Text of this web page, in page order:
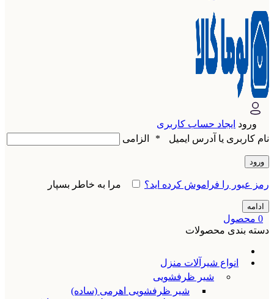
ورود ایجاد حساب کاربری
نام کاربری یا آدرس ایمیل
* الزامی
ورود
رمز عبور را فراموش کرده اید؟ مرا به خاطر بسپار
ادامه
0 محصول
دسته بندی محصولات
انواع شیرآلات منزل
شیر ظرفشویی
شیر ظرفشویی اهرمی (ساده)